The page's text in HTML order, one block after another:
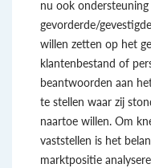
nu ook
gevorderde/
willen zetten op het
klantenbestand of
beantwoorden aan
te stellen waar zij
naartoe willen. Om
vaststellen is het
marktpositie